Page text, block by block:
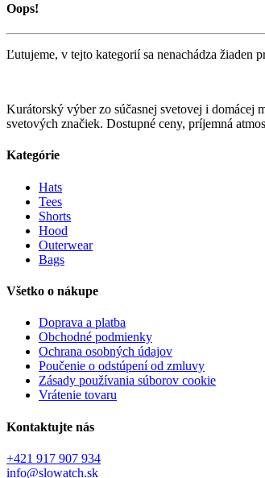
Oops!
Ľutujeme, v tejto kategorií sa nenachádza žiaden
Kurátorský výber zo súčasnej svetovej i domácej
svetových značiek. Dostupné ceny, príjemná
Kategórie
Hats
Tees
Shorts
Hood
Outerwear
Bags
Všetko o nákupe
Doprava a platba
Obchodné podmienky
Ochrana osobných údajov
Poučenie o odstúpení od zmluvy
Zásady používania súborov cookie
Vrátenie tovaru
Kontaktujte nás
+421 917 907 934
info@slowatch.sk